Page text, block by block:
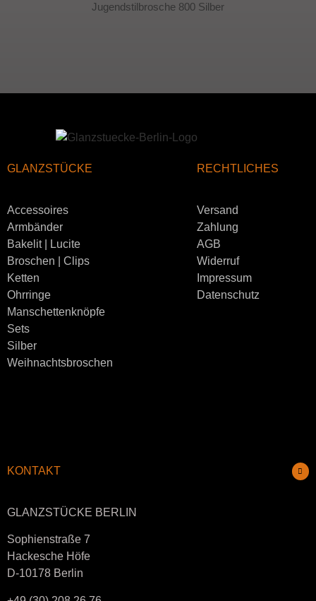
Jugendstilbrosche 800 Silber
GLANZSTÜCKE
Accessoires
Armbänder
Bakelit | Lucite
Broschen | Clips
Ketten
Ohrringe
Manschettenknöpfe
Sets
Silber
Weihnachtsbroschen
RECHTLICHES
Versand
Zahlung
AGB
Widerruf
Impressum
Datenschutz
KONTAKT
GLANZSTÜCKE BERLIN
Sophienstraße 7
Hackesche Höfe
D-10178 Berlin